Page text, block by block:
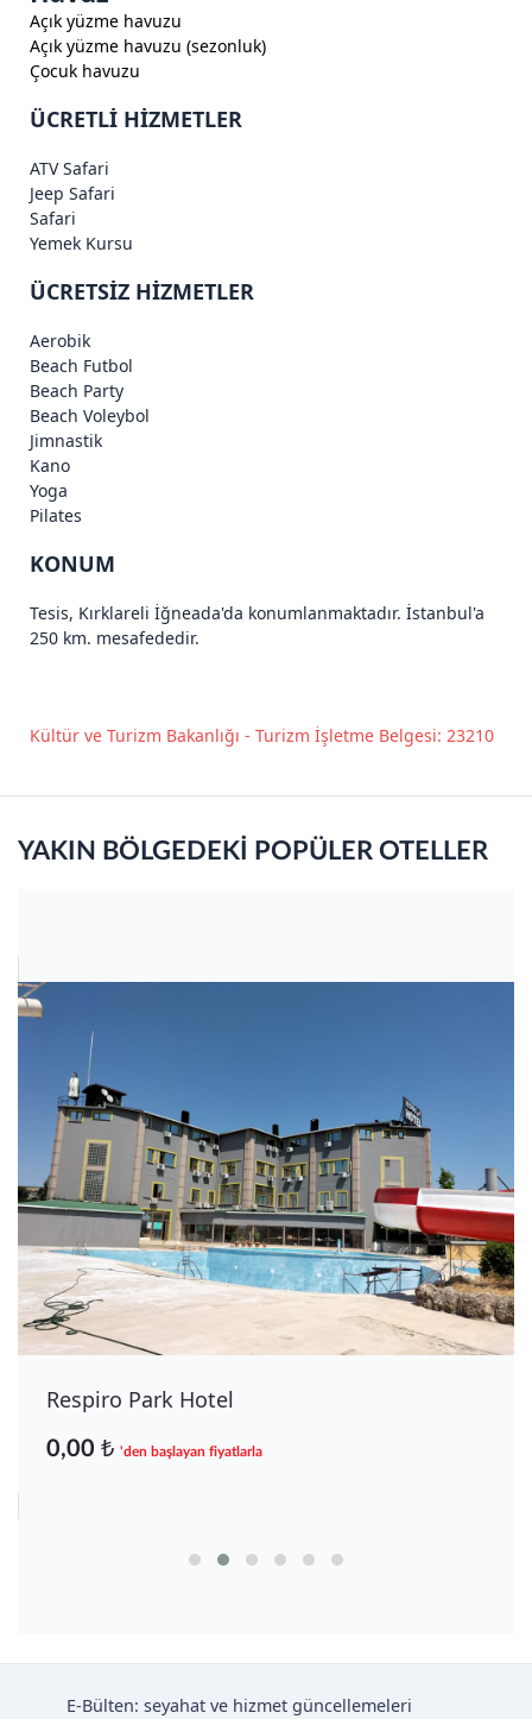
Açık yüzme havuzu
Açık yüzme havuzu (sezonluk)
Çocuk havuzu
ÜCRETLİ HİZMETLER
ATV Safari
Jeep Safari
Safari
Yemek Kursu
ÜCRETSİZ HİZMETLER
Aerobik
Beach Futbol
Beach Party
Beach Voleybol
Jimnastik
Kano
Yoga
Pilates
KONUM
Tesis, Kırklareli İğneada'da konumlanmaktadır. İstanbul'a
250 km. mesafededir.
Kültür ve Turizm Bakanlığı - Turizm İşletme Belgesi: 23210
YAKIN BÖLGEDEKİ POPÜLER OTELLER
Respiro Park Hotel
0,00 ₺ 'den başlayan fiyatlarla
E-Bülten: seyahat ve hizmet güncellemeleri